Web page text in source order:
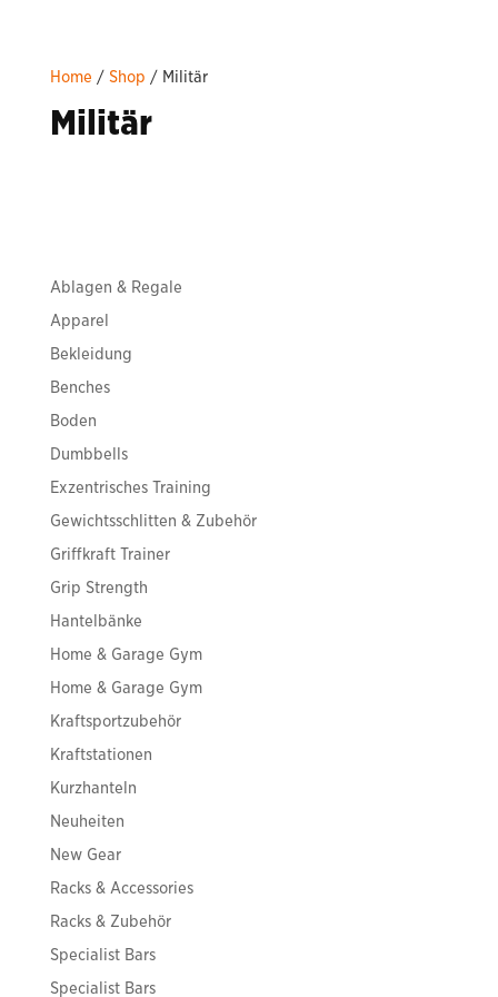
Home / Shop / Militär
Militär
Ablagen & Regale
Apparel
Bekleidung
Benches
Boden
Dumbbells
Exzentrisches Training
Gewichtsschlitten & Zubehör
Griffkraft Trainer
Grip Strength
Hantelbänke
Home & Garage Gym
Home & Garage Gym
Kraftsportzubehör
Kraftstationen
Kurzhanteln
Neuheiten
New Gear
Racks & Accessories
Racks & Zubehör
Specialist Bars
Specialist Bars